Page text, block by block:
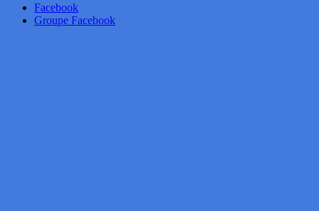
Facebook
Groupe Facebook